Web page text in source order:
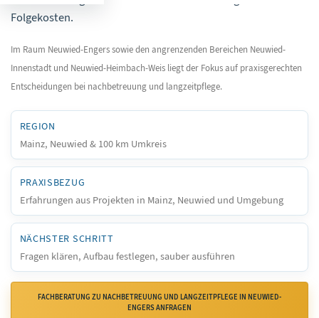
Folgekosten.
Im Raum Neuwied-Engers sowie den angrenzenden Bereichen Neuwied-
Innenstadt und Neuwied-Heimbach-Weis liegt der Fokus auf praxisgerechten
Entscheidungen bei nachbetreuung und langzeitpflege.
REGION
Mainz, Neuwied & 100 km Umkreis
PRAXISBEZUG
Erfahrungen aus Projekten in Mainz, Neuwied und Umgebung
NÄCHSTER SCHRITT
Fragen klären, Aufbau festlegen, sauber ausführen
FACHBERATUNG ZU NACHBETREUUNG UND LANGZEITPFLEGE IN NEUWIED-
ENGERS ANFRAGEN